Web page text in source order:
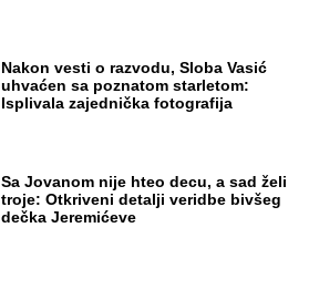
Nakon vesti o razvodu, Sloba Vasić
uhvaćen sa poznatom starletom:
Isplivala zajednička fotografija
Sa Jovanom nije hteo decu, a sad želi
troje: Otkriveni detalji veridbe bivšeg
dečka Jeremićeve